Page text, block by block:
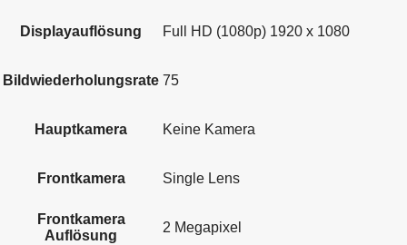
Displayauflösung Full HD (1080p) 1920 x 1080
Bildwiederholungsrate 75
Hauptkamera Keine Kamera
Frontkamera Single Lens
Frontkamera
Auflösung
2 Megapixel